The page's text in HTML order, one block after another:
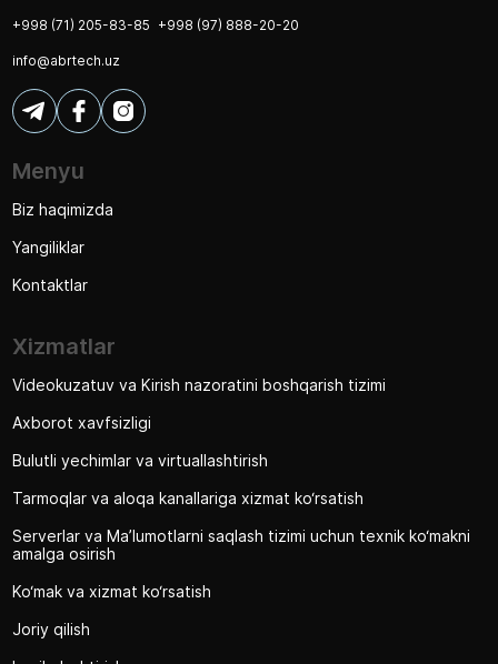
+998 (71) 205-83-85 +998 (97) 888-20-20
info@abrtech.uz
Menyu
Biz haqimizda
Yangiliklar
Kontaktlar
Xizmatlar
Videokuzatuv va Kirish nazoratini boshqarish tizimi
Axborot xavfsizligi
Bulutli yechimlar va virtuallashtirish
Tarmoqlar va aloqa kanallariga xizmat ko‘rsatish
Serverlar va Ma’lumotlarni saqlash tizimi uchun texnik ko‘makni
amalga osirish
Ko‘mak va xizmat ko‘rsatish
Joriy qilish